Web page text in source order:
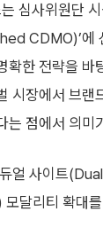
심사위원단
CDMO)’에
확한 전략을 바
시장에서 브
는 점에서 의미
얼 사이트
달리티 확대